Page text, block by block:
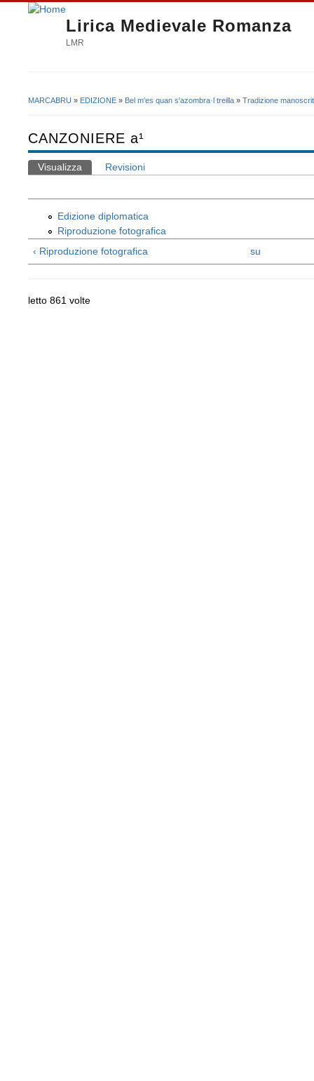
Lirica Medievale Romanza
LMR
MARCABRU » EDIZIONE » Bel m'es quan s'azombra·l treilla » Tradizione
CANZONIERE a¹
Schede primarie
Visualizza (scheda attiva)
Revisioni
Edizione diplomatica
Riproduzione fotografica
‹ Riproduzione fotografica
su
letto 861 volte